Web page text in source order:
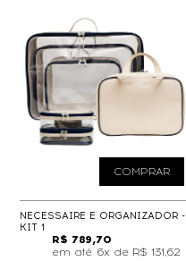
COMPRAR
NECESSAIRE E ORGANIZADOR -
KIT 1
R$ 789,70
6x de R$ 131,62